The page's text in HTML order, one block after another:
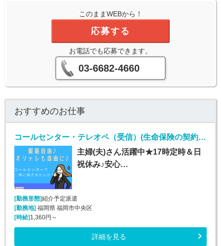
このままWEBから！
応募する
お電話でも応募できます。
03-6682-4660
おすすめのお仕事
コールセンター・テレオペ（受信）(生命保険の契約者問い合わせ窓口/7月1日入社)
主婦(夫)さん活躍中★17時定時＆日
祝休み♪安心…
[勤務形態]紹介予定派遣
[勤務地] 福岡県 福岡市中央区
[時給] 1,360円～
詳細を見る